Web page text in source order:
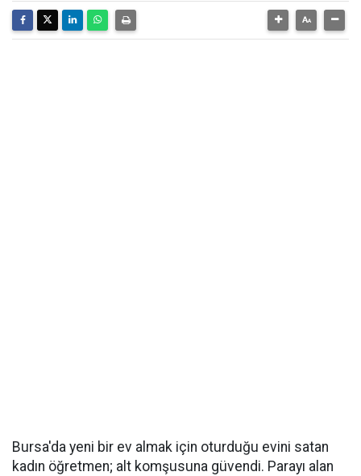
Bursa'da yeni bir ev almak için oturduğu evini satan
kadın öğretmen; alt komşusuna güvendi. Parayı alan